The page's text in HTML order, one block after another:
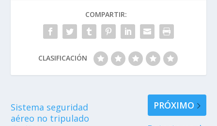
COMPARTIR:
CLASIFICACIÓN
Sistema seguridad
aéreo no tripulado
PRÓXIMO